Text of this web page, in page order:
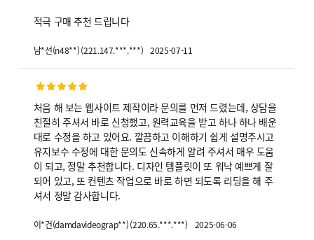
적극 구매 추천 드립니다
남*선(n48**)(221.147.***.***) 2025-07-11
처음 해 보는 웹사이트 제작이라 문의를 먼저 드렸는데, 상담을
친절히 주셔서 바로 신청했고, 원력교육을 받고 하나 하나 배운
대로 수정을 하고 있어요. 깔끔하고 이해하기 쉽게 설명주시고
유지보수 수정에 대한 문의도 신속하게 알려 주셔서 매우 도움
이 되고, 정말 추천합니다. 디자인 템플릿이 또 워낙 예쁘게 잘
되어 있고, 또 컨텐츠 작업으로 바로 하면 되도록 리딩을 해 주
셔서 정말 감사합니다.
이*건(damdavideograp**)(220.65.***.***) 2025-06-06